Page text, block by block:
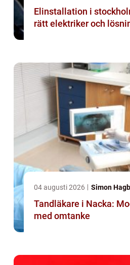
Elinstallation i stockholm så väljer
rätt elektriker och
04 augusti 2026 Simon
Tandläkare i Nacka:
med omtanke